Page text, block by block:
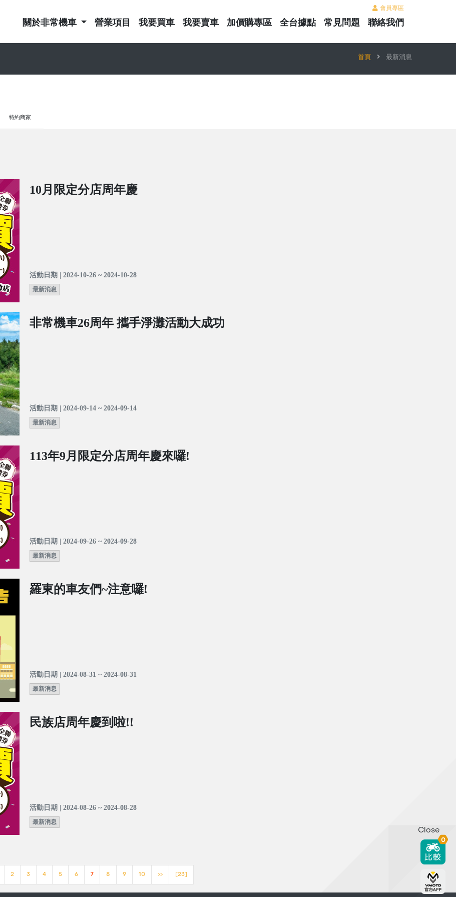
會員專區
關於非常機車 營業項目 我要買車 我要賣車 加價購專區 全台據點 常見問題 聯絡我們
首頁 最新消息
特約商家
10月限定分店周年慶
活動日期 | 2024-10-26 ~ 2024-10-28
最新消息
非常機車26周年 攜手淨灘活動大成功
活動日期 | 2024-09-14 ~ 2024-09-14
最新消息
113年9月限定分店周年慶來囉!
活動日期 | 2024-09-26 ~ 2024-09-28
最新消息
羅東的車友們~注意囉!
活動日期 | 2024-08-31 ~ 2024-08-31
最新消息
民族店周年慶到啦!!
活動日期 | 2024-08-26 ~ 2024-08-28
最新消息
2 3 4 5 6 7 8 9 10 >> [23]
Close
0